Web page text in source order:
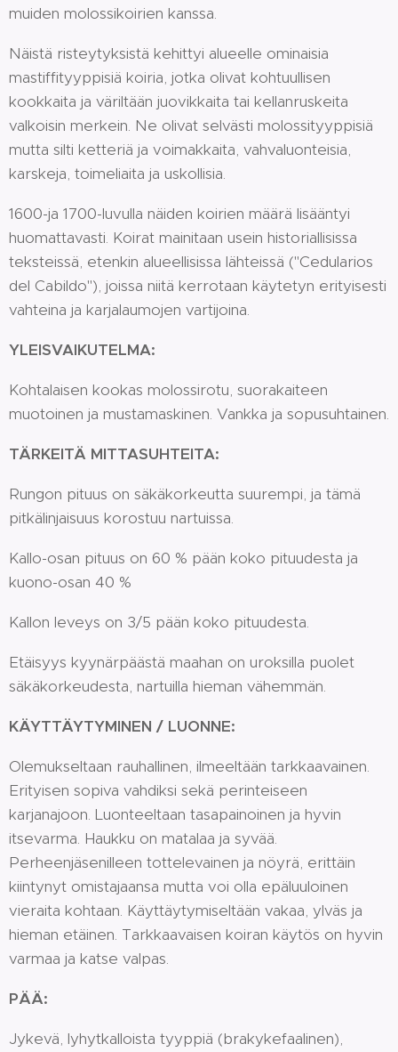
muiden molossikoirien kanssa.
Näistä risteytyksistä kehittyi alueelle ominaisia
mastiffityyppisiä koiria, jotka olivat kohtuullisen
kookkaita ja väriltään juovikkaita tai kellanruskeita
valkoisin merkein. Ne olivat selvästi molossityyppisiä
mutta silti ketteriä ja voimakkaita, vahvaluonteisia,
karskeja, toimeliaita ja uskollisia.
1600-ja 1700-luvulla näiden koirien määrä lisääntyi
huomattavasti. Koirat mainitaan usein historiallisissa
teksteissä, etenkin alueellisissa lähteissä ("Cedularios
del Cabildo"), joissa niitä kerrotaan käytetyn erityisesti
vahteina ja karjalaumojen vartijoina.
YLEISVAIKUTELMA:
Kohtalaisen kookas molossirotu, suorakaiteen
muotoinen ja mustamaskinen. Vankka ja sopusuhtainen.
TÄRKEITÄ MITTASUHTEITA:
Rungon pituus on säkäkorkeutta suurempi, ja tämä
pitkälinjaisuus korostuu nartuissa.
Kallo-osan pituus on 60 % pään koko pituudesta ja
kuono-osan 40 %
Kallon leveys on 3/5 pään koko pituudesta.
Etäisyys kyynärpäästä maahan on uroksilla puolet
säkäkorkeudesta, nartuilla hieman vähemmän.
KÄYTTÄYTYMINEN / LUONNE:
Olemukseltaan rauhallinen, ilmeeltään tarkkaavainen.
Erityisen sopiva vahdiksi sekä perinteiseen
karjanajoon. Luonteeltaan tasapainoinen ja hyvin
itsevarma. Haukku on matalaa ja syvää.
Perheenjäsenilleen tottelevainen ja nöyrä, erittäin
kiintynyt omistajaansa mutta voi olla epäluuloinen
vieraita kohtaan. Käyttäytymiseltään vakaa, ylväs ja
hieman etäinen. Tarkkaavaisen koiran käytös on hyvin
varmaa ja katse valpas.
PÄÄ:
Jykevä, lyhytkalloista tyyppiä (brakykefaalinen),